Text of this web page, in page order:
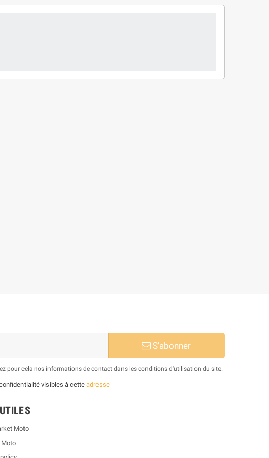
S’abonner
pour cela nos informations de contact dans les conditions d'utilisation du site.
visibles à cette adresse
Moto
Moto